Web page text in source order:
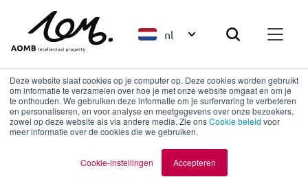
Deze website slaat cookies op je computer op. Deze cookies worden gebruikt
om informatie te verzamelen over hoe je met onze website omgaat en om je
te onthouden. We gebruiken deze informatie om je surfervaring te verbeteren
en personaliseren, en voor analyse en meetgegevens over onze bezoekers,
zowel op deze website als via andere media. Zie onsCookie beleid voor
meer informatie over de cookies die we gebruiken.
Cookie-instellingen Accepteren
nl
Terug naar overzicht
Maak kennis met